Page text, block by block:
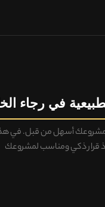
في رجاء
لمشروعك أسهل من قبل. في
قرار ذكي ومناسب لمشروعك